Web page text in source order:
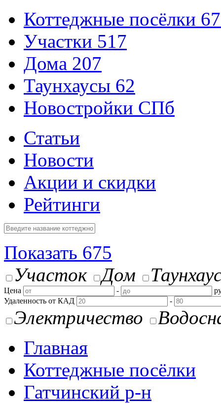
Коттеджные посёлки
Участки 517
Дома 207
Таунхаусы 62
Новостройки СПб
Статьи
Новости
Акции и скидки
Рейтинги
Показать 675
Участок
Дом
Цена -
Удаленность от КАД
-
Электричество
Главная
Коттеджные посёлки
Гатчинский р-н